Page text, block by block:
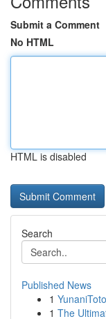
Submit a Comment
No HTML
HTML is disabled
Search
Published News
1
1 The